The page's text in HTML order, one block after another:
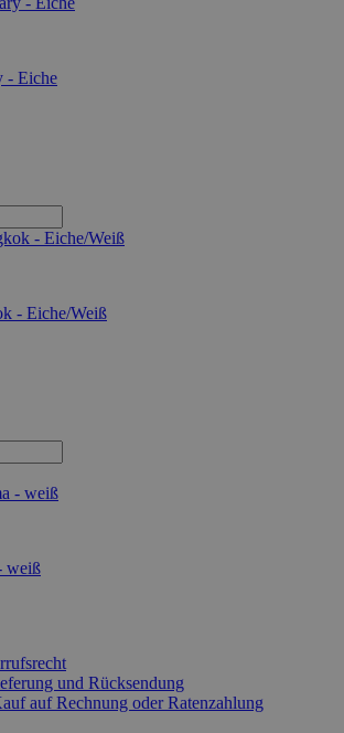
- Eiche
- Eiche/Weiß
weiß
und Rücksendung
auf Rechnung oder Ratenzahlung